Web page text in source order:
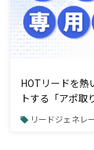
HOTリードを熱
トする「アポ取
リードジェネレ